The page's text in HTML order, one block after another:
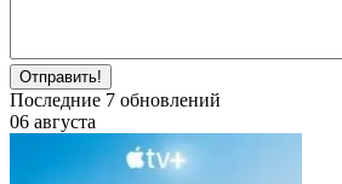
Отправить!
Последние 7 обновлений
06 августа